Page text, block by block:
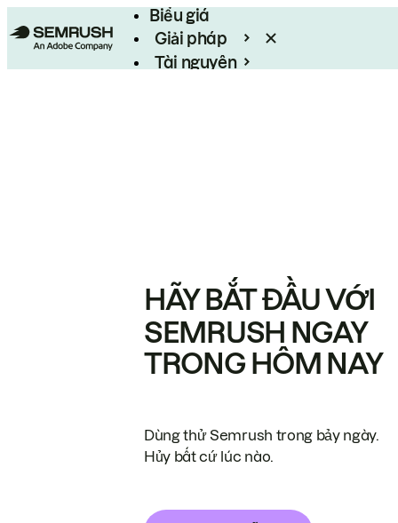
Biểu giá
Giải pháp
Tài nguyên
HÃY BẮT ĐẦU VỚI
SEMRUSH NGAY
TRONG HÔM NAY
Dùng thử Semrush trong bảy ngày.
Hủy bất cứ lúc nào.